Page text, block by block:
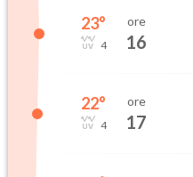
23°
4
ore
16
22°
4
ore
17